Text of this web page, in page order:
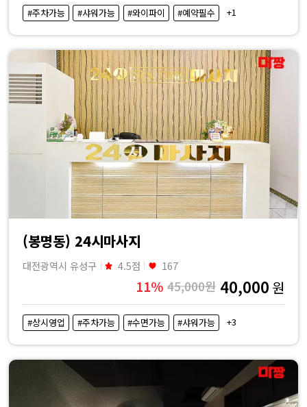
#주차가능 #샤워가능 #와이파이 #예약필수 +1
(봉명동) 24시마사지
대전광역시 유성구 4.5점 167
11% 45,000원 40,000 원
#상시영업 #주차가능 #수면가능 #샤워가능 +3